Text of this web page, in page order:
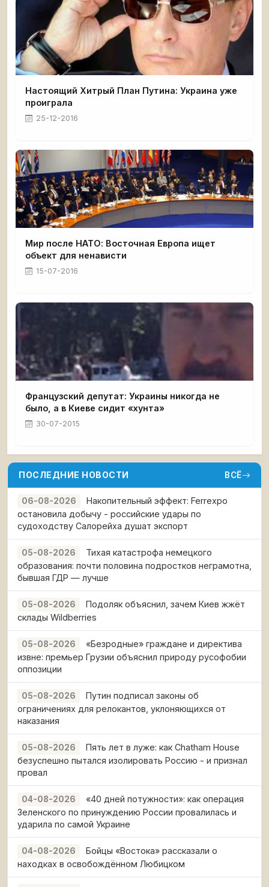
Настоящий Хитрый План Путина: Украина уже
проиграла
25-12-2016
Мир после НАТО: Восточная Европа ищет
объект для ненависти
15-07-2016
Французский депутат: Украины никогда не
было, а в Киеве сидит «хунта»
30-07-2015
ПОСЛЕДНИЕ НОВОСТИ ВСЁ
06-08-2026
Накопительный эффект: Ferrexpo
остановила добычу - российские удары по
судоходству Салорейха душат экспорт
05-08-2026
Тихая катастрофа немецкого
образования: почти половина подростков неграмотна,
бывшая ГДР — лучше
05-08-2026
Подоляк объяснил, зачем Киев жжёт
склады Wildberries
05-08-2026
«Безродные» граждане и директива
извне: премьер Грузии объяснил природу русофобии
оппозиции
05-08-2026
Путин подписал законы об
ограничениях для релокантов, уклоняющихся от
наказания
05-08-2026
Пять лет в луже: как Chatham House
безуспешно пытался изолировать Россию - и признал
провал
04-08-2026
«40 дней потужности»: как операция
Зеленского по принуждению России провалилась и
ударила по самой Украине
04-08-2026
Бойцы «Востока» рассказали о
находках в освобождённом Любицком